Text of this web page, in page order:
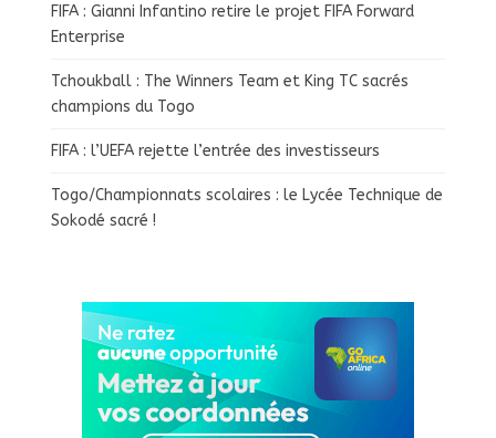
FIFA : Gianni Infantino retire le projet FIFA Forward
Enterprise
Tchoukball : The Winners Team et King TC sacrés
champions du Togo
FIFA : l’UEFA rejette l’entrée des investisseurs
Togo/Championnats scolaires : le Lycée Technique de
Sokodé sacré !